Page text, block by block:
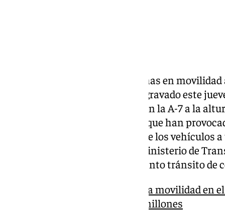
Málaga tiene evidentes problemas en
Unas deficiencias que se han agravado este
de mantenimiento a deshoras en la A-7 a la
Benajarafe y La Cala del Moral, que han
en hora punta de movimiento de los vehículos
Se trata de una actuación del Ministerio de
en esta carretera que soporta tanto tránsito de
7 soluciones para mejorar la movilidad en
tráfico en la A-7 cuesta 14 millones